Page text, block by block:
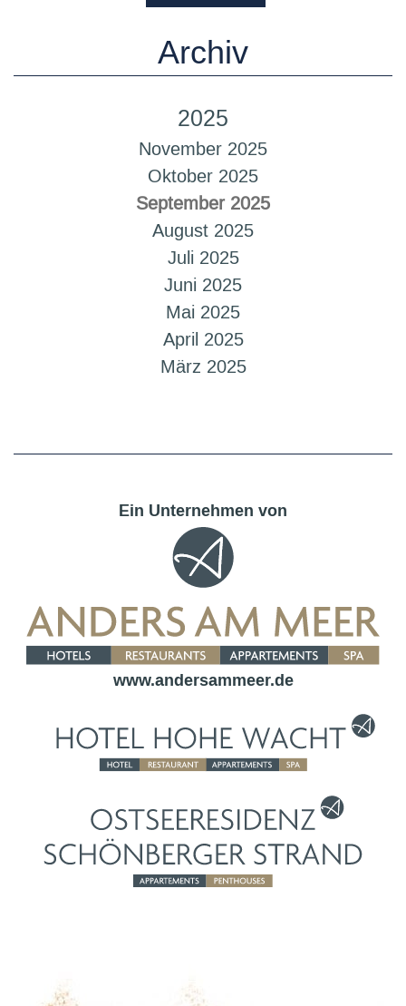
at
Archiv
2025
November 2025
Oktober 2025
September 2025
August 2025
Juli 2025
Juni 2025
Mai 2025
April 2025
März 2025
Ein Unternehmen von
www.andersammeer.de